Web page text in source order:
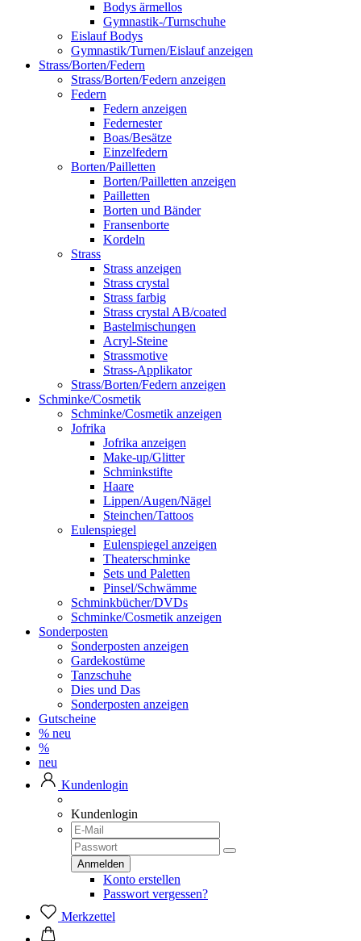
Bodys ärmellos
Gymnastik-/Turnschuhe
Eislauf Bodys
Gymnastik/Turnen/Eislauf anzeigen
Strass/Borten/Federn
Strass/Borten/Federn anzeigen
Federn
Federn anzeigen
Federnester
Boas/Besätze
Einzelfedern
Borten/Pailletten
Borten/Pailletten anzeigen
Pailletten
Borten und Bänder
Fransenborte
Kordeln
Strass
Strass anzeigen
Strass crystal
Strass farbig
Strass crystal AB/coated
Bastelmischungen
Acryl-Steine
Strassmotive
Strass-Applikator
Strass/Borten/Federn anzeigen
Schminke/Cosmetik
Schminke/Cosmetik anzeigen
Jofrika
Jofrika anzeigen
Make-up/Glitter
Schminkstifte
Haare
Lippen/Augen/Nägel
Steinchen/Tattoos
Eulenspiegel
Eulenspiegel anzeigen
Theaterschminke
Sets und Paletten
Pinsel/Schwämme
Schminkbücher/DVDs
Schminke/Cosmetik anzeigen
Sonderposten
Sonderposten anzeigen
Gardekostüme
Tanzschuhe
Dies und Das
Sonderposten anzeigen
Gutscheine
% neu
%
neu
Kundenlogin
Kundenlogin
Konto erstellen
Passwort vergessen?
Merkzettel